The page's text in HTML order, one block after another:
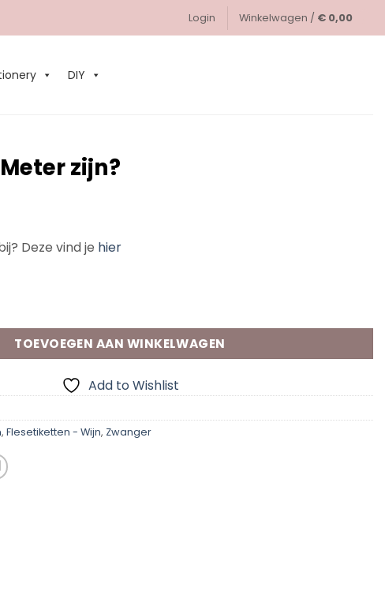
Login Winkelwagen / € 0,00
DIY
zijn?
Deze vind je hier
aantal
TOEVOEGEN AAN WINKELWAGEN
Add to Wishlist
, Flesetiketten - Wijn, Zwanger